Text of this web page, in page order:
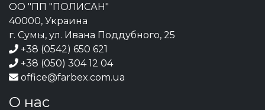
ОО "ПП "ПОЛИСАН"
40000, Украина
г. Сумы, ул. Ивана Поддубного, 25
+38 (0542) 650 621
+38 (050) 304 12 04
office@farbex.com.ua
О нас